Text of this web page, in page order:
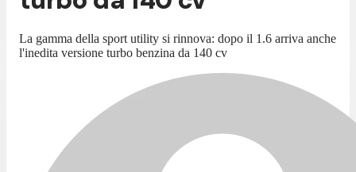
La gamma della sport utility si rinnova: dopo il 1.6 arriva anche
l'inedita versione turbo benzina da 140 cv